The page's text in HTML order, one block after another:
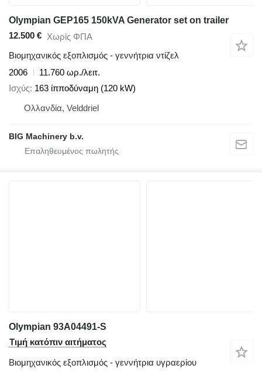
Olympian GEP165 150kVA Generator set on trailer
12.500 € Χωρίς ΦΠΑ
Βιομηχανικός εξοπλισμός - γεννήτρια ντίζελ
2006
11.760 ωρ./λειτ.
Ισχύς 163 ίπποδύναμη (120 kW)
Ολλανδία, Velddriel
BIG Machinery b.v.
Olympian 93A04491-S
Τιμή κατόπιν αιτήματος
Βιομηχανικός εξοπλισμός - γεννήτρια υγραερίου